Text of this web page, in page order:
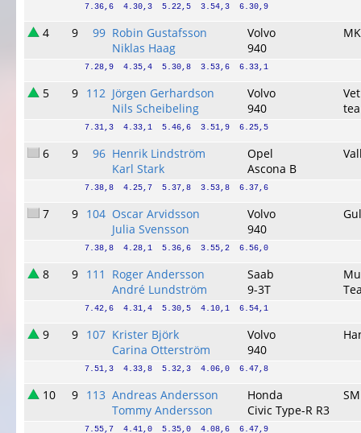
7.36,6  4.30,3  5.22,5  3.54,3  6.30,9
4 9 99 Robin Gustafsson
Niklas Haag
Volvo
940
7.28,9  4.35,4  5.30,8  3.53,6  6.33,1
5 9 112 Jörgen Gerhardson
Nils Scheibeling
Volvo
940
7.31,3  4.33,1  5.46,6  3.51,9  6.25,5
6 9 96 Henrik Lindström
Karl Stark
Opel
Ascona B
7.38,8  4.25,7  5.37,8  3.53,8  6.37,6
7 9 104 Oscar Arvidsson
Julia Svensson
Volvo
940
7.38,8  4.28,1  5.36,6  3.55,2  6.56,0
8 9 111
Roger Andersson
André Lundström
Saab
9-3T
7.42,6  4.31,4  5.30,5  4.10,1  6.54,1
9 9 107 Krister Björk
Carina Otterström
Volvo
940
7.51,3  4.33,8  5.32,3  4.06,0  6.47,8
10 9 113 Andreas Andersson
Tommy Andersson
Honda
Civic Type-R R3
7.55,7  4.41,0  5.35,0  4.08,6  6.47,9